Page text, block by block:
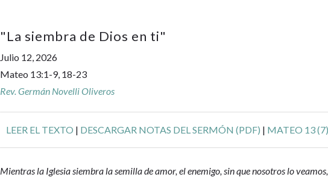
"La siembra de Dios en ti"
Julio 12, 2026
Mateo 13:1-9, 18-23
Rev. Germán Novelli Oliveros
LEER EL TEXTO | DESCARGAR NOTAS DEL SERMÓN (PDF) | MATEO 13 (7)
Mientras la Iglesia siembra la semilla de amor, el enemigo, sin que nosotros lo veamos,